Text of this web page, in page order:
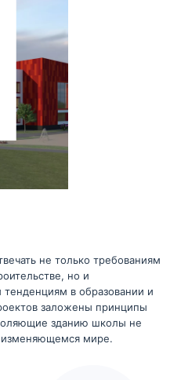
не только требованиям
но и
в образовании и
заложены принципы
зданию школы не
изменяющемся мире.